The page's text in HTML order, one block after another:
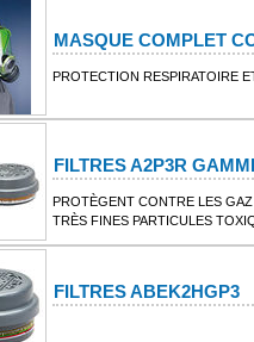
MASQUE COMPLET
PROTECTION RESPIRATOIRE
FILTRES A2P3R
PROTÈGENT CONTRE LES
TRÈS FINES PARTICULES
FILTRES ABEK2HGP3